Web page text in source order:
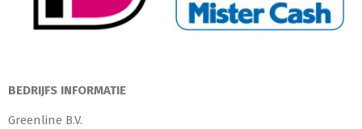
BEDRIJFS INFORMATIE
Greenline B.V.